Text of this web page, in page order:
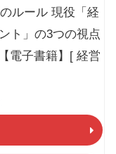
ルール 現役「経
ト」の3つの視点
電子書籍】[ 経営